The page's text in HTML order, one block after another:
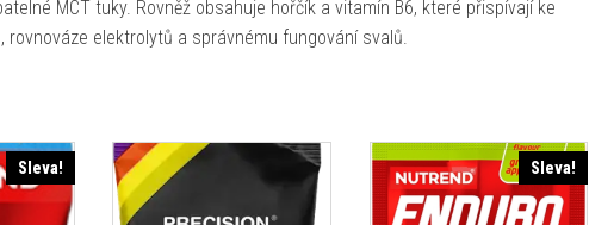
MCT tuky. Rovněž obsahuje hořčík a vitamín B6, které přispívají ke
elektrolytů a správnému fungování svalů.
Sleva! Sleva!